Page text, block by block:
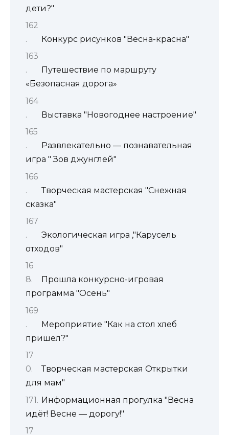
дети?"
Конкурс рисунков "Весна-красна"
Путешествие по маршруту
«Безопасная дорога»
Выставка "Новогоднее настроение"
Развлекательно — познавательная
игра " Зов джунглей"
Творческая мастерская "Снежная
сказка"
Экологическая игра ,"Карусель
отходов"
Прошла конкурсно-игровая
программа "Осень"
Мероприятие "Как на стол хлеб
пришел?"
Творческая мастерская Открытки
для мам"
Информационная прогулка "Весна
идёт! Весне — дорогу!"